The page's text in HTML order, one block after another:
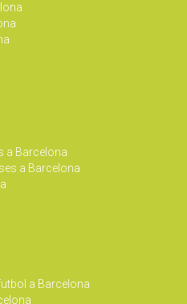
a Barcelona
a Barcelona
a Barcelona